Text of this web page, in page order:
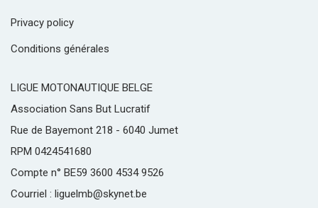
Privacy policy
Conditions générales
LIGUE MOTONAUTIQUE BELGE
Association Sans But Lucratif
Rue de Bayemont 218 - 6040 Jumet
RPM 0424541680
Compte n° BE59 3600 4534 9526
Courriel : liguelmb@skynet.be